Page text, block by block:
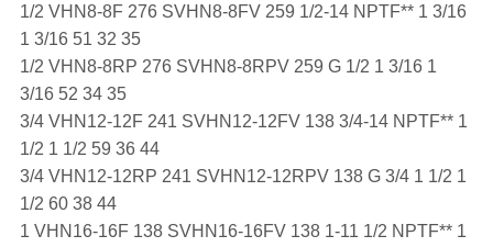
1/2 VHN8-8F 276 SVHN8-8FV 259 1/2-14 NPTF** 1 3/16
1 3/16 51 32 35
1/2 VHN8-8RP 276 SVHN8-8RPV 259 G 1/2 1 3/16 1
3/16 52 34 35
3/4 VHN12-12F 241 SVHN12-12FV 138 3/4-14 NPTF** 1
1/2 1 1/2 59 36 44
3/4 VHN12-12RP 241 SVHN12-12RPV 138 G 3/4 1 1/2 1
1/2 60 38 44
1 VHN16-16F 138 SVHN16-16FV 138 1-11 1/2 NPTF** 1